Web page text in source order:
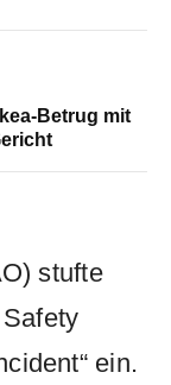
Betrug mit
stufte
ein.